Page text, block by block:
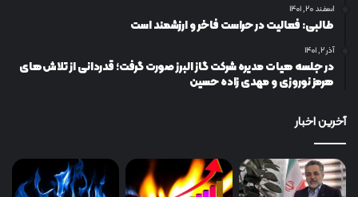
اسفند ۲۰, ۱۴۰۱
طالبی: فعالیت در حراست فاخر و ارزشمند است
آذر ۲, ۱۴۰۱
در جلسه هیات مدیره شرکت گاز البرز صورت گرفت؛ قدردانی از تلاش‌های
هرمز نوروزی و مهدی زاده حسین
آخرین اخبار